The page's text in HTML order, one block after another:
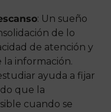
: Un sueño
de lo
de atención y
la información.
ayuda a fijar
que la
cuando se